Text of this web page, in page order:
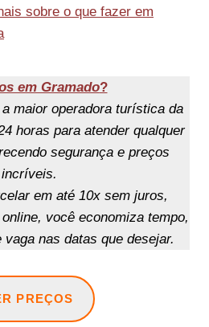
sobre o que fazer em
em Gramado?
maior operadora turística da
horas para atender qualquer
segurança e preços
incríveis.
em até 10x sem juros,
você economiza tempo,
nas datas que desejar.
PREÇOS